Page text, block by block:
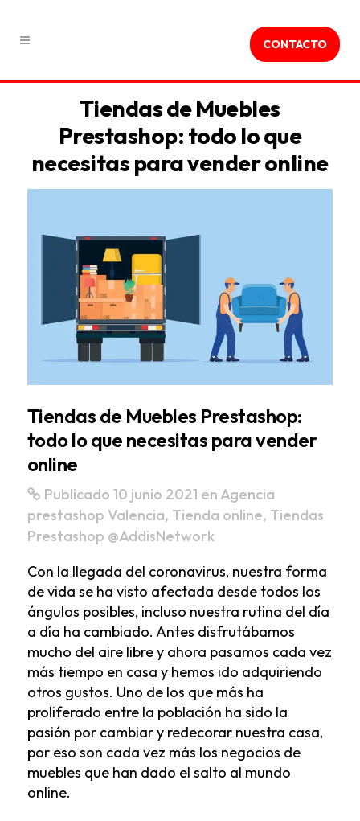
CONTACTO
Tiendas de Muebles
Prestashop: todo lo que
necesitas para vender online
Tiendas de Muebles Prestashop:
todo lo que necesitas para vender
online
Publicado 10 junio 2021 en Agencia
prestashop Valencia, Tienda online, Tiendas
Prestashop @AddisNetwork
Con la llegada del coronavirus, nuestra forma
de vida se ha visto afectada desde todos los
ángulos posibles, incluso nuestra rutina del día
a día ha cambiado. Antes disfrutábamos
mucho del aire libre y ahora pasamos cada vez
más tiempo en casa y hemos ido adquiriendo
otros gustos. Uno de los que más ha
proliferado entre la población ha sido la
pasión por cambiar y redecorar nuestra casa,
por eso son cada vez más los negocios de
muebles que han dado el salto al mundo
online.